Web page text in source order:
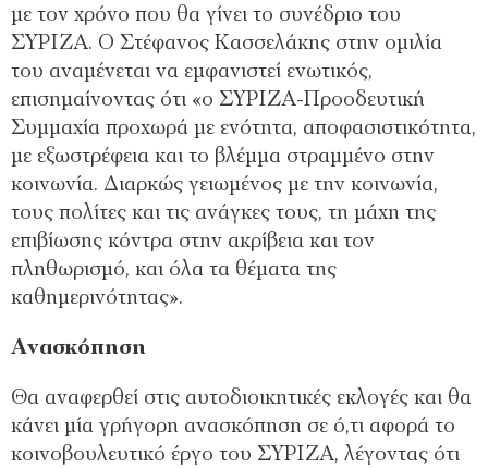
με τον χρόνο που θα γίνει το συνέδριο του
ΣΥΡΙΖΑ. Ο Στέφανος Κασσελάκης στην ομιλία
του αναμένεται να εμφανιστεί ενωτικός,
επισημαίνοντας ότι «ο ΣΥΡΙΖΑ-Προοδευτική
Συμμαχία προχωρά με ενότητα, αποφασιστικότητα,
με εξωστρέφεια και το βλέμμα στραμμένο στην
κοινωνία. Διαρκώς γειωμένος με την κοινωνία,
τους πολίτες και τις ανάγκες τους, τη μάχη της
επιβίωσης κόντρα στην ακρίβεια και τον
πληθωρισμό, και όλα τα θέματα της
καθημερινότητας».
Ανασκόπηση
Θα αναφερθεί στις αυτοδιοικητικές εκλογές και θα
κάνει μία γρήγορη ανασκόπηση σε ό,τι αφορά το
κοινοβουλευτικό έργο του ΣΥΡΙΖΑ, λέγοντας ότι